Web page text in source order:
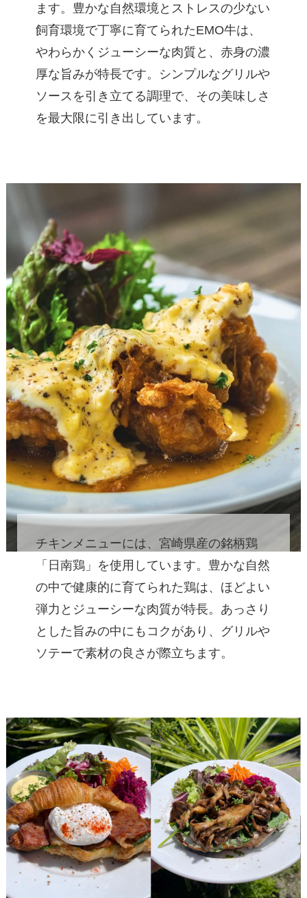
ます。豊かな自然環境とストレスの少ない
飼育環境で丁寧に育てられたEMO牛は、
やわらかくジューシーな肉質と、赤身の濃
厚な旨みが特長です。シンプルなグリルや
ソースを引き立てる調理で、その美味しさ
を最大限に引き出しています。
チキンメニューには、宮崎県産の銘柄鶏
「日南鶏」を使用しています。豊かな自然
の中で健康的に育てられた鶏は、ほどよい
弾力とジューシーな肉質が特長。あっさり
とした旨みの中にもコクがあり、グリルや
ソテーで素材の良さが際立ちます。